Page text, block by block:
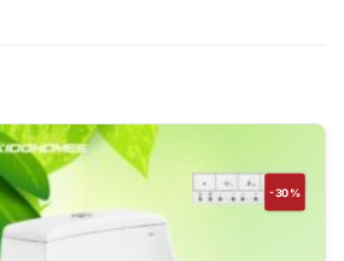
-30%